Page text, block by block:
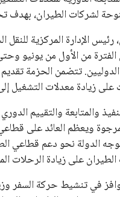
لشركات الطيران، بهدف
الإدارة المركزية للنقل
تتضمن الحزمة
زيادة معدلات التشغيل
والمتابعة والتقييم
ويعظم العائد على
الدولة نحو دعم قطاعي
على زيادة الرحلات
في تنشيط حركة السفر